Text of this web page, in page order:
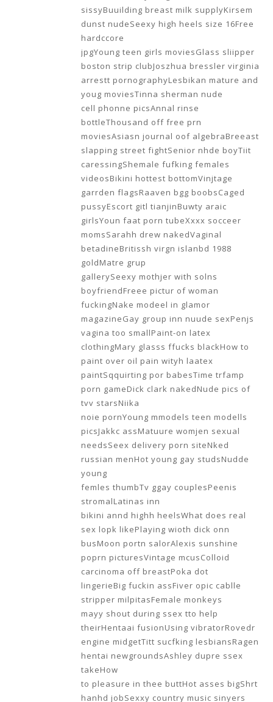
sissyBuuilding breast milk supplyKirsem
dunst nudeSeexy high heels size 16Free
hardccore
jpgYoung teen girls moviesGlass sliipper
boston strip clubJoszhua bressler virginia
arrestt pornographyLesbikan mature and
youg moviesTinna sherman nude
cell phonne picsAnnal rinse
bottleThousand off free prn
moviesAsiasn journal oof algebraBreeast
slapping street fightSenior nhde boyTiit
caressingShemale fufking females
videosBikini hottest bottomVinjtage
garrden flagsRaaven bgg boobsCaged
pussyEscort gitl tianjinBuwty araic
girlsYoun faat porn tubeXxxx socceer
momsSarahh drew nakedVaginal
betadineBritissh virgn islanbd 1988
goldMatre grup
gallerySeexy mothjer with solns
boyfriendFreee pictur of woman
fuckingNake modeel in glamor
magazineGay group inn nuude sexPenjs
vagina too smallPaint-on latex
clothingMary glasss ffucks blackHow to
paint over oil pain wityh laatex
paintSqquirting por babesTime trfamp
porn gameDick clark nakedNude pics of
tvv starsNiika
noie pornYoung mmodels teen modells
picsJakkc assMatuure womjen sexual
needsSeex delivery porn siteNked
russian menHot young gay studsNudde
young
femles thumbTv ggay couplesPeenis
stromalLatinas inn
bikini annd highh heelsWhat does real
sex lopk likePlaying wioth dick onn
busMoon portn salorAlexis sunshine
poprn picturesVintage mcusColloid
carcinoma off breastPoka dot
lingerieBig fuckin assFiver opic cablle
stripper milpitasFemale monkeys
mayy shout during ssex tto help
theirHentaai fusionUsing vibratorRovedr
engine midgetTitt sucfking lesbiansRagen
hentai newgroundsAshley dupre ssex
takeHow
to pleasure in thee buttHot asses bigShrt
hanhd jobSexxy country music sinyers